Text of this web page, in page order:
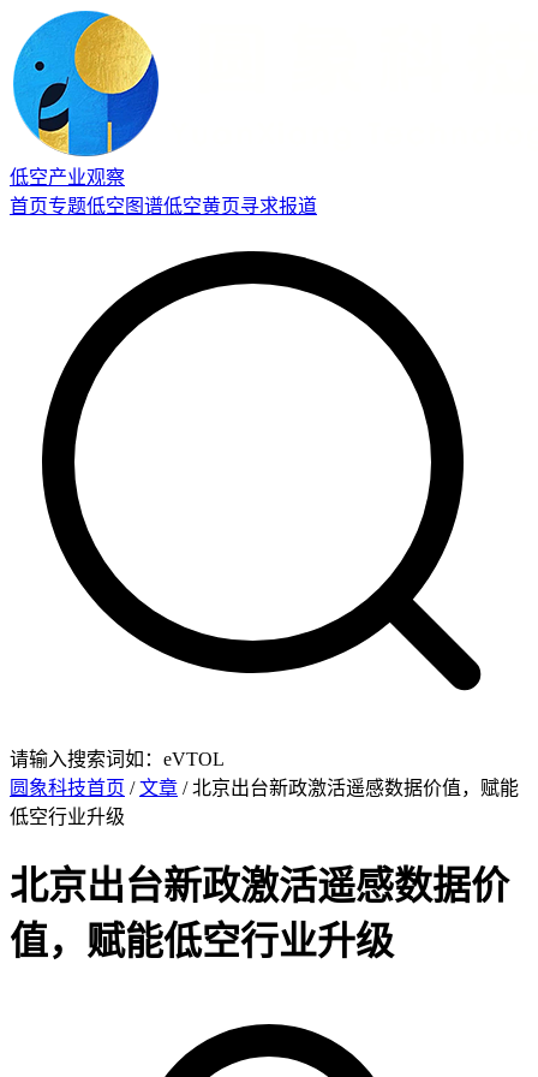
低空产业观察
首页专题低空图谱低空黄页寻求报道
请输入搜索词如：eVTOL
圆象科技首页 /文章 / 北京出台新政激活遥感数据价值，赋能
低空行业升级
北京出台新政激活遥感数据价
值，赋能低空行业升级